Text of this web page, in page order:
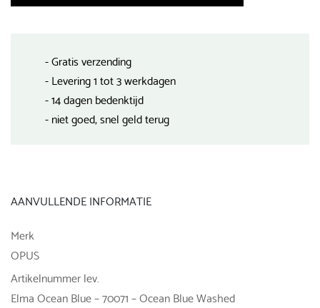
- Gratis verzending
- Levering 1 tot 3 werkdagen
- 14 dagen bedenktijd
- niet goed, snel geld terug
AANVULLENDE INFORMATIE
Merk
OPUS
Artikelnummer lev.
Elma Ocean Blue – 70071 – Ocean Blue Washed